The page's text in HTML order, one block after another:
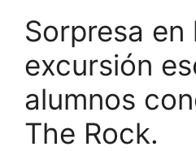
Sorpresa en
excursión
alumnos
The Rock.